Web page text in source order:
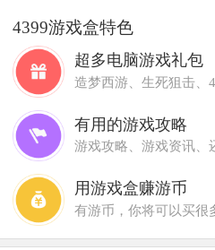
4399游戏盒特色
超多电脑游戏礼包
造梦西游、生死狙击、
有用的游戏攻略
游戏攻略、游戏资讯、
用游戏盒赚游币
有游币，你将可以买很